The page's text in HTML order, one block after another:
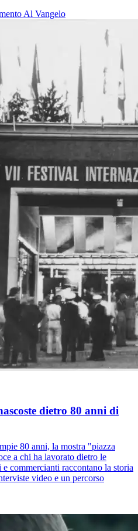
Al Vangelo
dietro 80 anni di
80 anni, la mostra "piazza
a chi ha lavorato dietro le
commercianti raccontano la storia
video e un percorso